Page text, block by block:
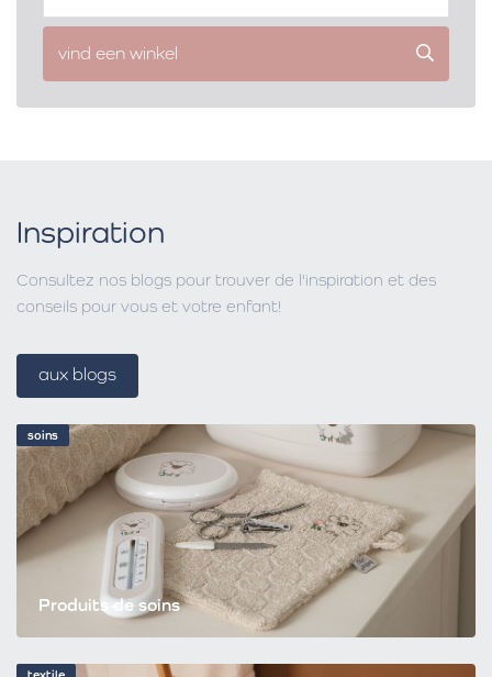
vind een winkel
soins
Produits de soins
Inspiration
Consultez nos blogs pour trouver de l'inspiration et des
conseils pour vous et votre enfant!
aux blogs